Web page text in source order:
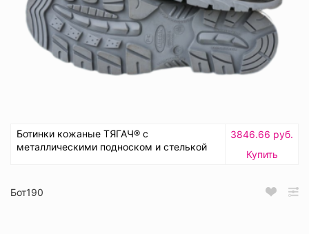
Ботинки кожаные ТЯГАЧ® с
металлическими подноском и стелькой
3846.66 руб.
Купить
Бот190